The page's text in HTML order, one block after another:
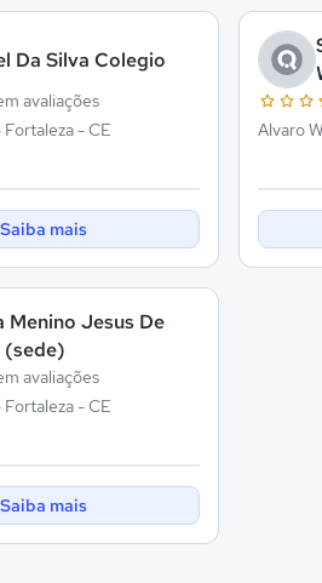
Da Silva Colegio
avaliações
- CE
Saiba mais
Alvaro
Menino Jesus De
(sede)
avaliações
- CE
Saiba mais